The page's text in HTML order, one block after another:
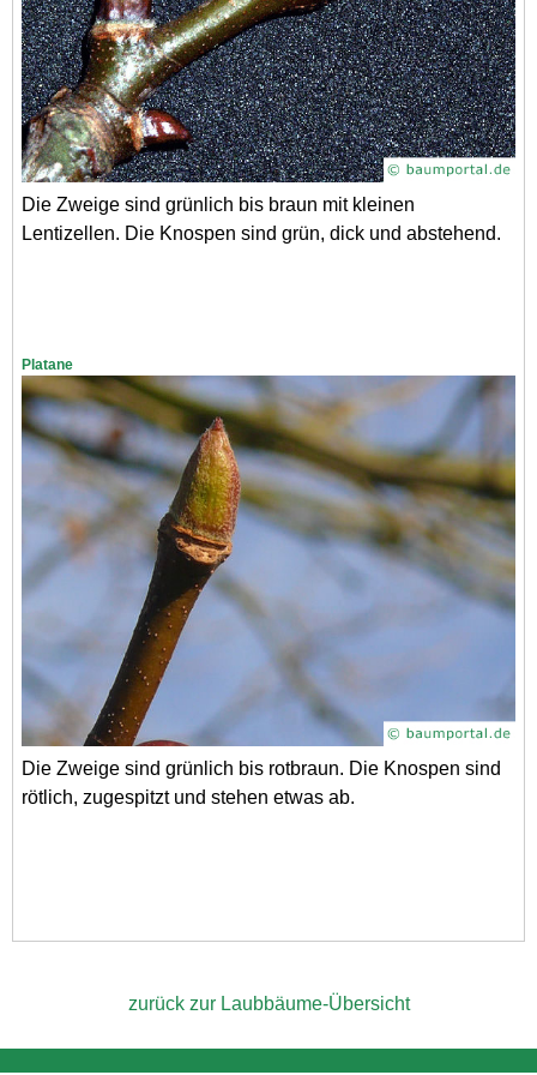
Die Zweige sind grünlich bis braun mit kleinen
Lentizellen. Die Knospen sind grün, dick und abstehend.
Platane
Die Zweige sind grünlich bis rotbraun. Die Knospen sind
rötlich, zugespitzt und stehen etwas ab.
zurück zur Laubbäume-Übersicht